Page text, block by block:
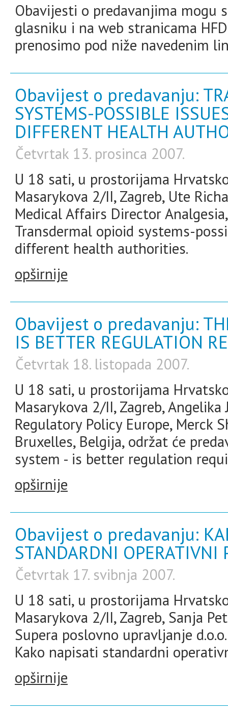
Obavijesti o predavanjima mogu
glasniku i na web stranicama
prenosimo pod niže navedenim
Obavijest o predavanju:
SYSTEMS-POSSIBLE
DIFFERENT HEALTH
Četvrtak 13. prosinca 2007.
U 18 sati, u prostorijama
Masarykova 2/II, Zagreb, Ute
Medical Affairs Director
Transdermal opioid systems-
different health authorities.
opširnije
Obavijest o predavanju:
IS BETTER REGULATION
Četvrtak 18. listopada 2007.
U 18 sati, u prostorijama
Masarykova 2/II, Zagreb, Angelika
Regulatory Policy Europe, Merck
Bruxelles, Belgija, održat će
system - is better regulation
opširnije
Obavijest o predavanju:
STANDARDNI OPERATIVNI
Četvrtak 17. svibnja 2007.
U 18 sati, u prostorijama
Masarykova 2/II, Zagreb, Sanja
Supera poslovno upravljanje
Kako napisati standardni
opširnije